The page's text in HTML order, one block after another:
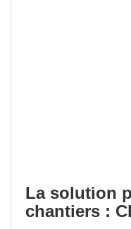
La solution
chantiers :